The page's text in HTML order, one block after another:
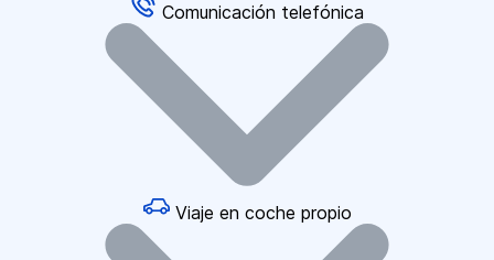
Comunicación telefónica
Viaje en coche propio